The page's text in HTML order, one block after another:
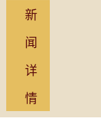
新
闻
详
情